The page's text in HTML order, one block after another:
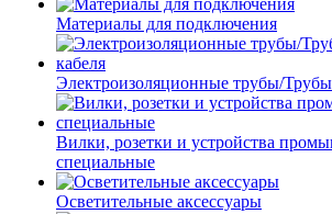
Материалы для подключения
Электроизоляционные трубы/
Вилки, розетки и устройства
специальные
Осветительные аксессуары